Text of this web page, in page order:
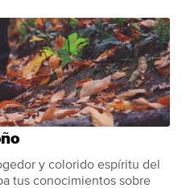
y colorido espíritu del
tus conocimientos sobre